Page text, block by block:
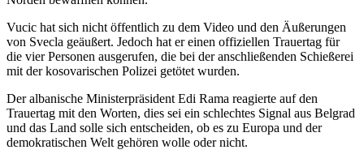
Vucic hat sich nicht öffentlich zu dem Video und den Äußerungen
von Svecla geäußert. Jedoch hat er einen offiziellen Trauertag für
die vier Personen ausgerufen, die bei der anschließenden Schießerei
mit der kosovarischen Polizei getötet wurden.
Der albanische Ministerpräsident Edi Rama reagierte auf den
Trauertag mit den Worten, dies sei ein schlechtes Signal aus Belgrad
und das Land solle sich entscheiden, ob es zu Europa und der
demokratischen Welt gehören wolle oder nicht.